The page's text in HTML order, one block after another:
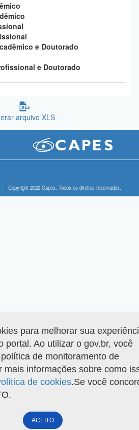
e Doutorado
e Doutorado
arquivo XLS
Copyright 2022 Capes. Todos os direitos reservados.
para melhorar sua
portal. Ao utilizar o gov.br, você
de monitoramento de
mais informações sobre como
de cookies.Se você
ACEITO